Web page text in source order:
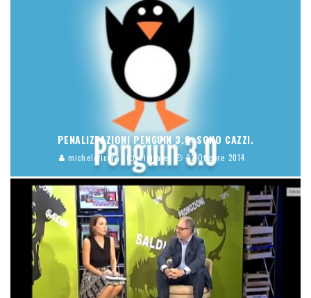
PENALIZZAZIONI PENGUIN 3.0: SONO CAZZI.
micheleficara digitale 22 Ottobre 2014